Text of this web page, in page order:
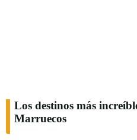
Los destinos más
Marruecos